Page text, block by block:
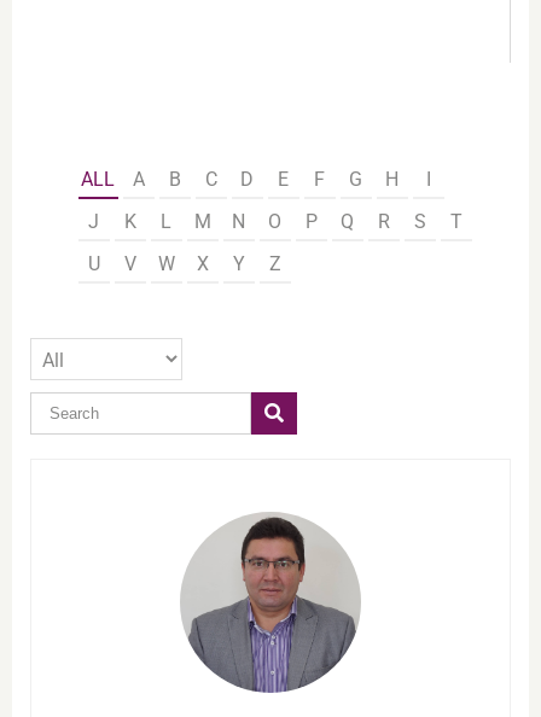
ALL A B C D E F G H
I
J
K L M N O P Q R S
T
U
V W X Y Z